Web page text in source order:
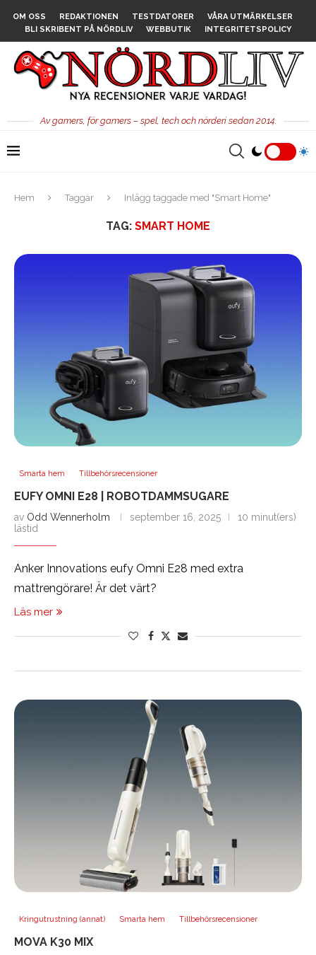
OM OSS REDAKTIONEN TESTDATORER
VÅRA UTMÄRKELSER
BLI SKRIBENT PÅ NÖRDLIV
WEBBUTIK INTEGRITETSPOLICY
Av gamers, för gamers – spel, tech och nörderi sedan 2014.
Hem Taggar Inlägg taggade med "Smart Home"
TAG: SMART HOME
Smarta hem Tillbehörsrecensioner
EUFY OMNI E28 | ROBOTDAMMSUGARE
av Odd Wennerholm september 16, 2025
10 minut(ers)
lästid
Anker Innovations eufy Omni E28 med extra
mattrengörare! Är det värt?
Läs mer
Kringutrustning (annat) Smarta hem Tillbehörsrecensioner
MOVA K30 MIX